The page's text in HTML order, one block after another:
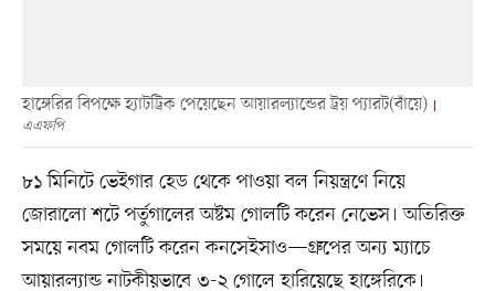
হাঙ্গেরির বিপক্ষে হ্যাটট্রিক পেয়েছেন আয়ারল্যান্ডের ট্রয় প্যারট(বাঁয়ে)
এএফপি
৮১ মিনিটে ভেইগার হেড থেকে পাওয়া বল নিয়ন্ত্রণে নিয়ে
জোরালো শটে পর্তুগালের অষ্টম গোলটি করেন নেভেস। অতিরিক্ত
সময়ে নবম গোলটি করেন কনসেইসাও—গ্রুপের অন্য ম্যাচে
আয়ারল্যান্ড নাটকীয়ভাবে ৩-২ গোলে হারিয়েছে হাঙ্গেরিকে।